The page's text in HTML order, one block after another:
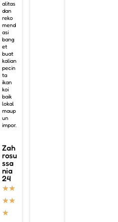
alitas
dan
reko
mend
asi
bang
et
buat
kalian
pecin
ta
ikan
koi
baik
lokal
maup
un
impor.
Zah
rosu
ssa
nia
24
★★
★★
★